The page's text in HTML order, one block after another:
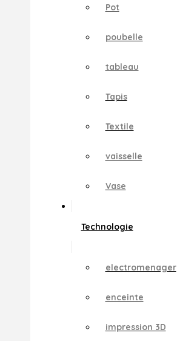
Pot
poubelle
tableau
Tapis
Textile
vaisselle
Vase
Technologie
electromenager
enceinte
impression 3D